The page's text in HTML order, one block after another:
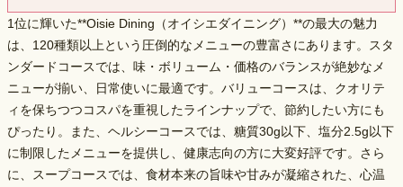
1位に輝いた**Oisie Dining（オイシエダイニング）**の最大の魅力
は、 120種類以上という圧倒的なメニューの豊富さ にあります。スタ
ンダードコースでは、味・ボリューム・価格のバランスが絶妙なメ
ニューが揃い、日常使いに最適です。バリューコースは、クオリテ
ィを保ちつつコスパを重視したラインナップで、節約したい方にも
ぴったり。また、ヘルシーコースでは、 糖質30g以下、塩分2.5g以下
に制限したメニューを提供し、健康志向の方に大変好評です。さら
に、スープコースでは、食材本来の旨味や甘みが凝縮された、心温